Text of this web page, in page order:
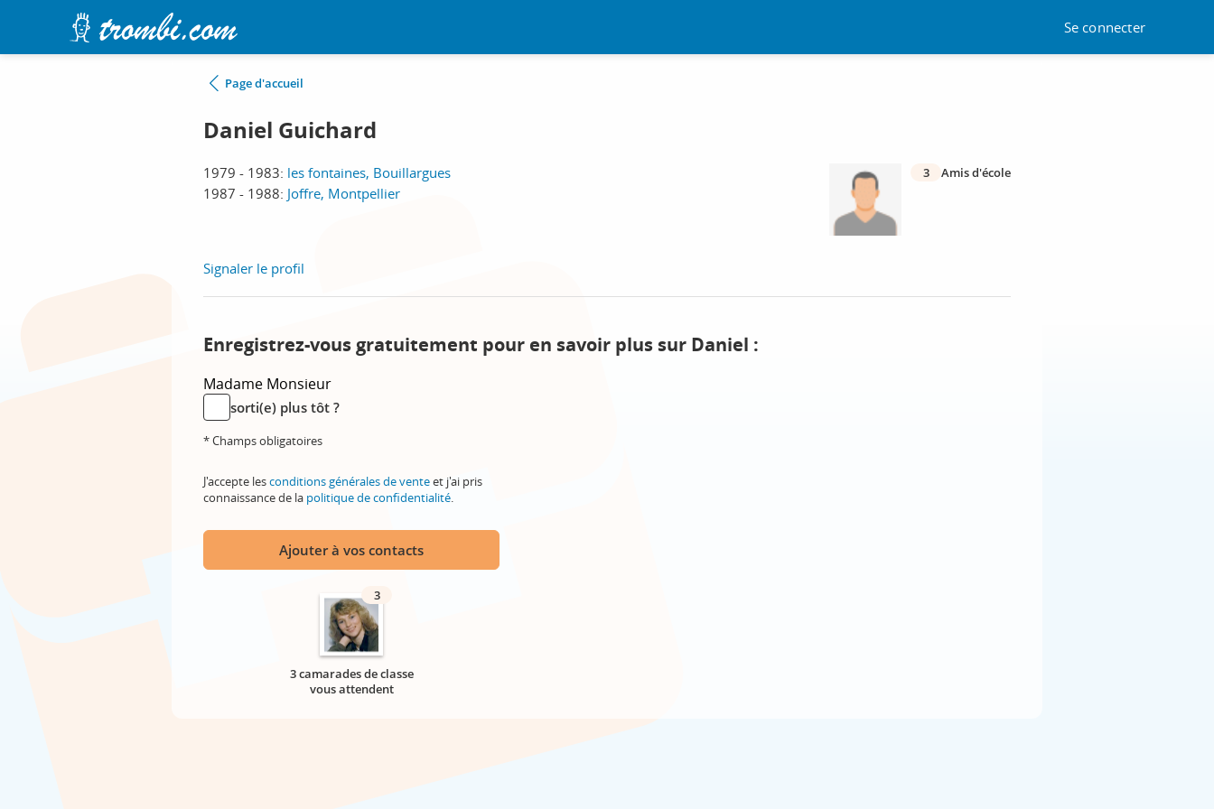
Se connecter
Page d'accueil
Daniel Guichard
1979 - 1983: les fontaines, Bouillargues
1987 - 1988: Joffre, Montpellier
3 Amis d'école
Signaler le profil
Enregistrez-vous gratuitement pour en savoir plus sur Daniel :
Madame Monsieur
sorti(e) plus tôt ?
* Champs obligatoires
J'accepte lesconditions générales de venteet j'ai pris
connaissance de la politique de confidentialité.
Ajouter à vos contacts
3
3 camarades de classe
vous attendent